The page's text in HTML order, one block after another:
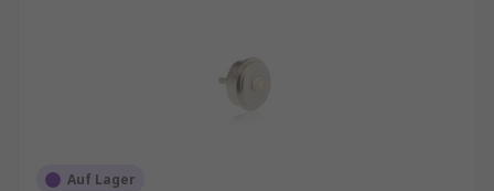
Auf Lager